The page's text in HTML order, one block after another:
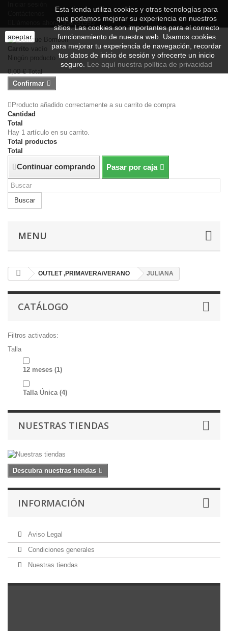
Llámenos ahora:950391995
Carrito vacío
Ningún producto
0,00 € Total
Confirmar
Producto añadido correctamente a su carrito de compra
Cantidad
Total
Hay 1 artículo en su carrito.
Total productos
Total
Continuar comprando Pasar por caja
Buscar
MENU
OUTLET ,PRIMAVERA/VERANO JULIANA
CATÁLOGO
Filtros activados:
Talla
12 meses (1)
Talla Única(4)
NUESTRAS TIENDAS
Descubra nuestras tiendas
INFORMACIÓN
Aviso Legal
Condiciones generales
Nuestras tiendas
aceptar
Esta tienda utiliza cookies y otras tecnologías para
que podamos mejorar su experiencia en nuestros
sitios.Las cookies son importantes para el correcto
funcionamiento de nuestra web. Usamos cookies
para mejorar tu experiencia de navegación, recordar
tus datos de inicio de sesión y ofrecerte un inicio
seguro. Lee aquí nuestra política de privacidad